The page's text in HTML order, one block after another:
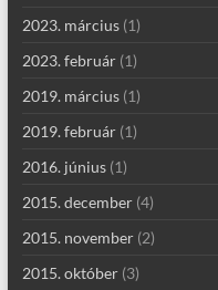
2023. március(1)
2023. február(1)
2019. március(1)
2019. február(1)
2016. június(1)
2015. december(4)
2015. november(2)
2015. október(3)